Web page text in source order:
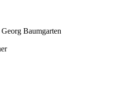
Baumgarten